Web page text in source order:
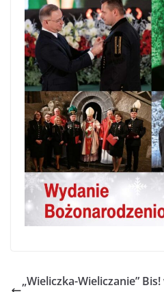
„Wieliczka-Wieliczanie”